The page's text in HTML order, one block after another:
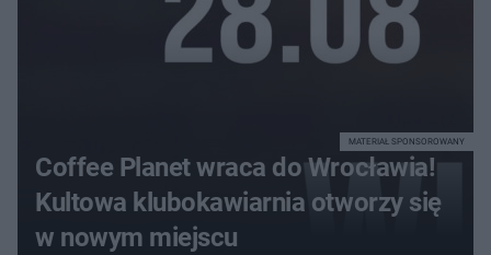
Coffee Planet wraca do Wrocławia!
Kultowa klubokawiarnia otworzy się
w nowym miejscu
MATERIAŁ SPONSOROWANY